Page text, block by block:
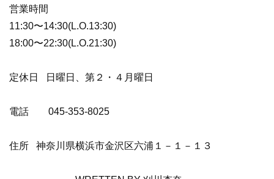
営業時間
11:30〜14:30(L.O.13:30)
18:00〜22:30(L.O.21:30)
定休日 日曜日、第２・４月曜日
電話 045-353-8025
住所 神奈川県横浜市金沢区六浦１－１－１３